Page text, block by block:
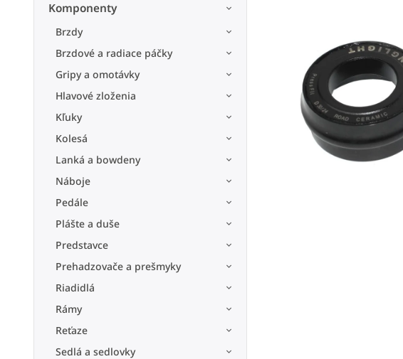
Komponenty
Brzdy
Brzdové a radiace páčky
Gripy a omotávky
Hlavové zloženia
Kľuky
Kolesá
Lanká a bowdeny
Náboje
Pedále
Plášte a duše
Predstavce
Prehadzovače a prešmyky
Riadidlá
Rámy
Reťaze
Sedlá a sedlovky